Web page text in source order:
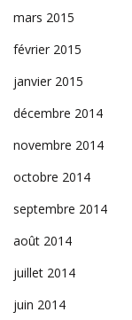
mars 2015
février 2015
janvier 2015
décembre 2014
novembre 2014
octobre 2014
septembre 2014
août 2014
juillet 2014
juin 2014